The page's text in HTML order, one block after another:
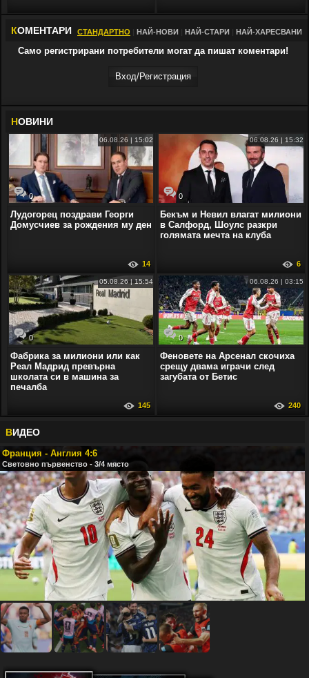
КОМЕНТАРИ СТАНДАРТНО НАЙ-НОВИ НАЙ-СТАРИ НАЙ-ХАРЕСВАНИ
Само регистрирани потребители могат да пишат коментари!
Вход/Регистрaция
НОВИНИ
0
06.08.26 | 15:02
Лудогорец поздрави Георги
Домусчиев за рождения му ден
14
0
06.08.26 | 15:32
Бекъм и Невил влагат милиони
в Салфорд, Шоулс разкри
голямата мечта на клуба
6
0
05.08.26 | 15:54
Фабрика за милиони или как
Реал Мадрид превърна
школата си в машина за
печалба
145
0
06.08.26 | 03:15
Феновете на Арсенал скочиха
срещу двама играчи след
загубата от Бетис
240
ВИДЕО
Франция - Англия 4:6
Световно първенство - 3/4 място